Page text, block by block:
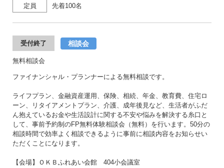
定員 先着100名
受付終了 相談会
無料相談会
ファイナンシャル・プランナーによる無料相談です。
ライフプラン、金融資産運用、保険、相続、年金、教育費、住宅ロ
ーン、リタイアメントプラン、介護、成年後見など、生活者がふだ
ん抱えているお金や生活設計に関する不安や悩みを解決する糸口と
して、事前予約制のFP無料体験相談会（無料）を行います。50分の
相談時間で効率よく相談できるように事前に相談内容をお知らせい
ただくことになります。
【会場】ＯＫＢふれあい会館 404小会議室